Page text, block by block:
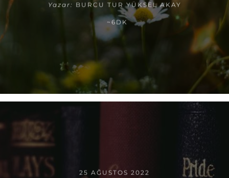
Yazar: BURCU TUR YÜKSEL AKAY
~6DK
25 AĞUSTOS 2022